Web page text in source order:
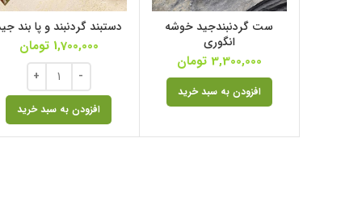
ست گردنبندجید خوشه
انگوری
3,300,000 تومان
افزودن به سبد خرید
دستبند گردنبند و پا بند
1,700,000 تومان
افزودن به سبد خرید